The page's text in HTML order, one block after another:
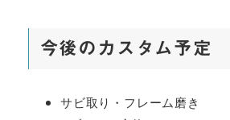
今後のカスタム予定
サビ取り・フレーム磨き